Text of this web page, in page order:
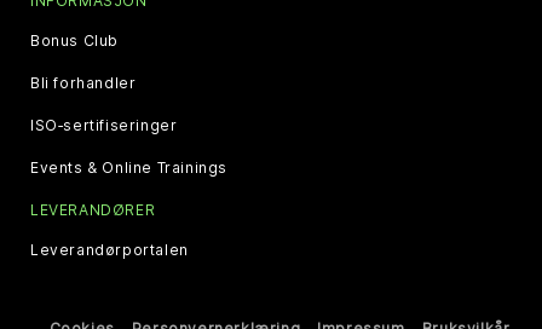
Bonus Club
Bli forhandler
ISO‑sertifiseringer
Events & Online Trainings
LEVERANDØRER
Leverandørportalen